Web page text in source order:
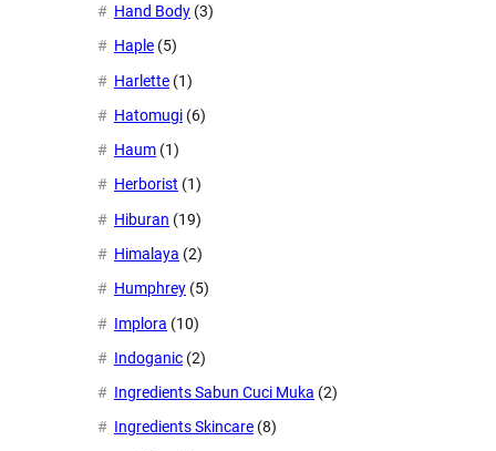
Hand Body (3)
Haple (5)
Harlette (1)
Hatomugi (6)
Haum (1)
Herborist (1)
Hiburan (19)
Himalaya (2)
Humphrey (5)
Implora (10)
Indoganic (2)
Ingredients Sabun Cuci Muka (2)
Ingredients Skincare (8)